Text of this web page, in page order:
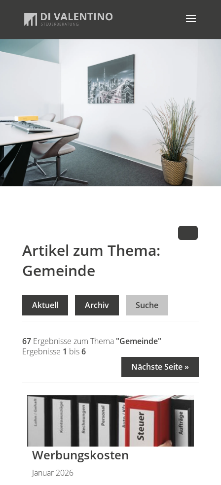
Artikel zum Thema:
Gemeinde
Aktuell Archiv Suche
67Ergebnisse zum Thema "Gemeinde"
Ergebnisse 1 bis6
Nächste Seite »
Werbungskosten
Januar 2026